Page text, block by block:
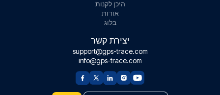
היכן לקנות
אודות
בלוג
יצירת קשר
support@gps-trace.com
info@gps-trace.com